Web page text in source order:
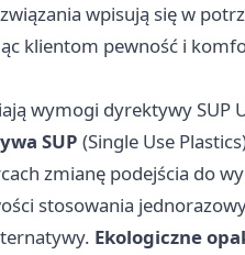
wpisują się w
klientom pewność i
wymogi dyrektywy SUP
SUP (Single Use
zmianę podejścia do
stosowania
Ekologiczne